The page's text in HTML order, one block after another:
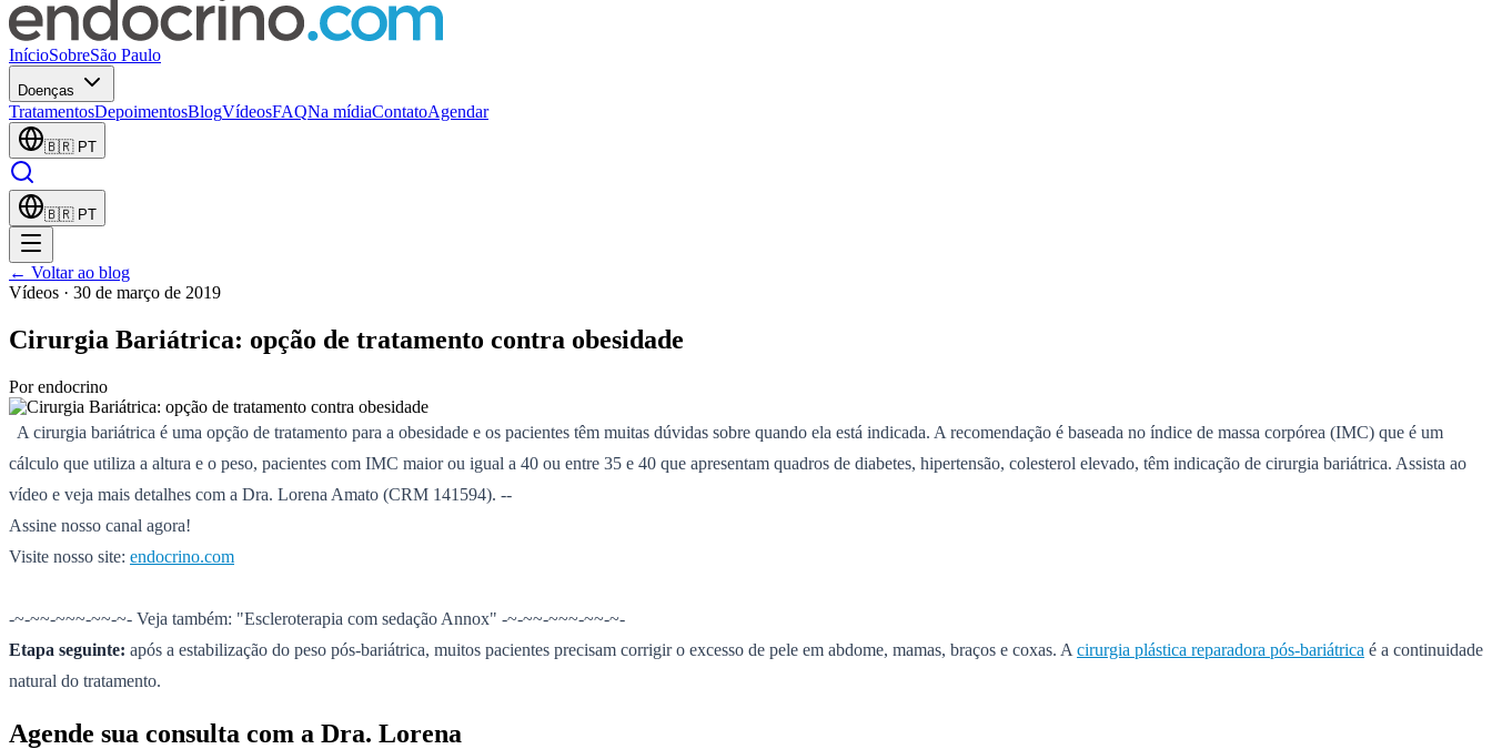
InícioSobreSão Paulo
Doenças
TratamentosDepoimentosBlogVídeosFAQNa mídiaContatoAgendar
🇧🇷 PT
🇧🇷 PT
← Voltar ao blog
Vídeos · 30 de março de 2019
Cirurgia Bariátrica: opção de tratamento contra obesidade
Porendocrino
A cirurgia bariátrica é uma opção de tratamento para a obesidade e os pacientes têm muitas dúvidas sobre quando ela está indicada. A recomendação é baseada no índice de massa corpórea (IMC) que é um
cálculo que utiliza a altura e o peso, pacientes com IMC maior ou igual a 40 ou entre 35 e 40 que apresentam quadros de diabetes, hipertensão, colesterol elevado, têm indicação de cirurgia bariátrica. Assista ao
vídeo e veja mais detalhes com a Dra. Lorena Amato (CRM 141594). --
Assine nosso canal agora!
Visite nosso site: endocrino.com
-~-~~-~~~-~~-~- Veja também: "Escleroterapia com sedação Annox" -~-~~-~~~-~~-~-
Etapa seguinte: após a estabilização do peso pós-bariátrica, muitos pacientes precisam corrigir o excesso de pele em abdome, mamas, braços e coxas. A cirurgia plástica reparadora pós-bariátrica é a continuidade
natural do tratamento.
Agende sua consulta com a Dra. Lorena